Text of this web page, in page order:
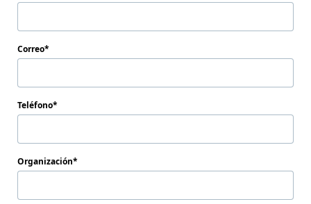
Correo
Teléfono
Organización